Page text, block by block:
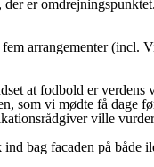
er
arrangementer (incl.
at fodbold er
som vi mødte få
bag facaden på